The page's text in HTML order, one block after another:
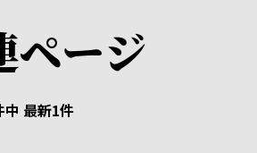
ページ
中 最新1件